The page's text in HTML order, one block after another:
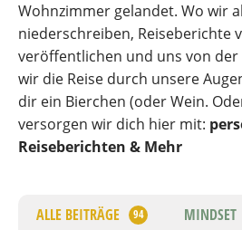
Wohnzimmer gelandet. Wo wir
niederschreiben, Reiseberichte
veröffentlichen und uns von der
wir die Reise durch unsere
dir ein Bierchen (oder Wein.
versorgen wir dich hier mit:
Reiseberichten & Mehr
ALLE BEITRÄGE 94 MINDSET